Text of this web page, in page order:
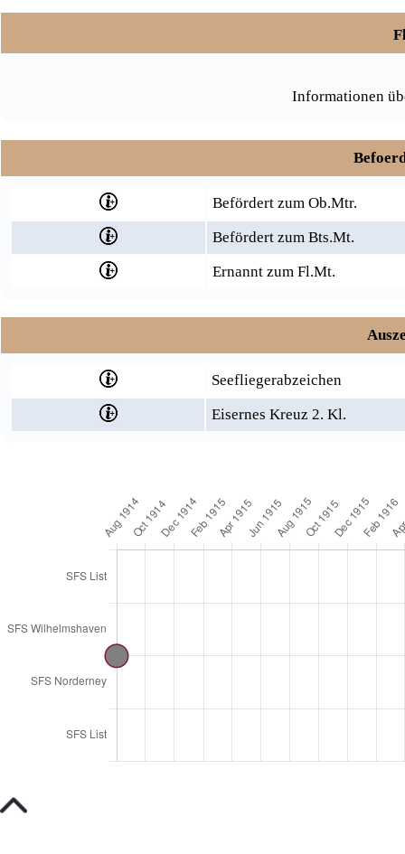
Informationen
Befördert zum Ob.Mtr.
Befördert zum Bts.Mt.
Ernannt zum Fl.Mt.
Seefliegerabzeichen
Eisernes Kreuz 2. Kl.